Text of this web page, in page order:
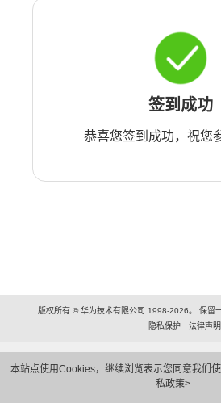
本站点使用Cookies，继续浏览表示您同意我们
私政策>
签到成功
恭喜您签到成功，祝您
版权所有 © 华为技术有限公司 1998-2026。 保留
隐私保护
法律声明